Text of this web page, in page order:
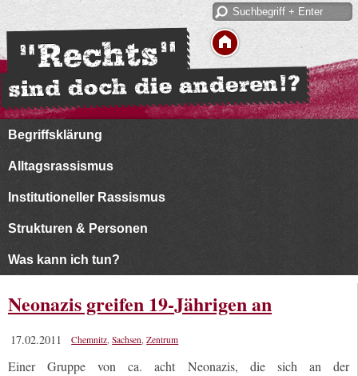
Begriffsklärung
Alltagsrassismus
Institutioneller Rassismus
Strukturen & Personen
Was kann ich tun?
Neonazis greifen 19-Jährigen an
17.02.2011 Chemnitz,Sachsen,Zentrum
Einer Gruppe von ca. acht Neonazis, die sich an der